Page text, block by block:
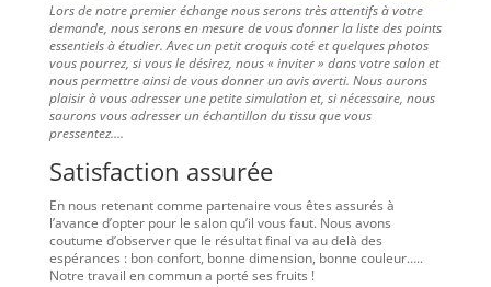
Lors de notre premier échange nous serons très attentifs à votre
demande, nous serons en mesure de vous donner la liste des points
essentiels à étudier. Avec un petit croquis coté et quelques photos
vous pourrez, si vous le désirez, nous « inviter » dans votre salon et
nous permettre ainsi de vous donner un avis averti. Nous aurons
plaisir à vous adresser une petite simulation et, si nécessaire, nous
saurons vous adresser un échantillon du tissu que vous
pressentez….
Satisfaction assurée
En nous retenant comme partenaire vous êtes assurés à
l’avance d’opter pour le salon qu’il vous faut. Nous avons
coutume d’observer que le résultat final va au delà des
espérances : bon confort, bonne dimension, bonne couleur…..
Notre travail en commun a porté ses fruits !